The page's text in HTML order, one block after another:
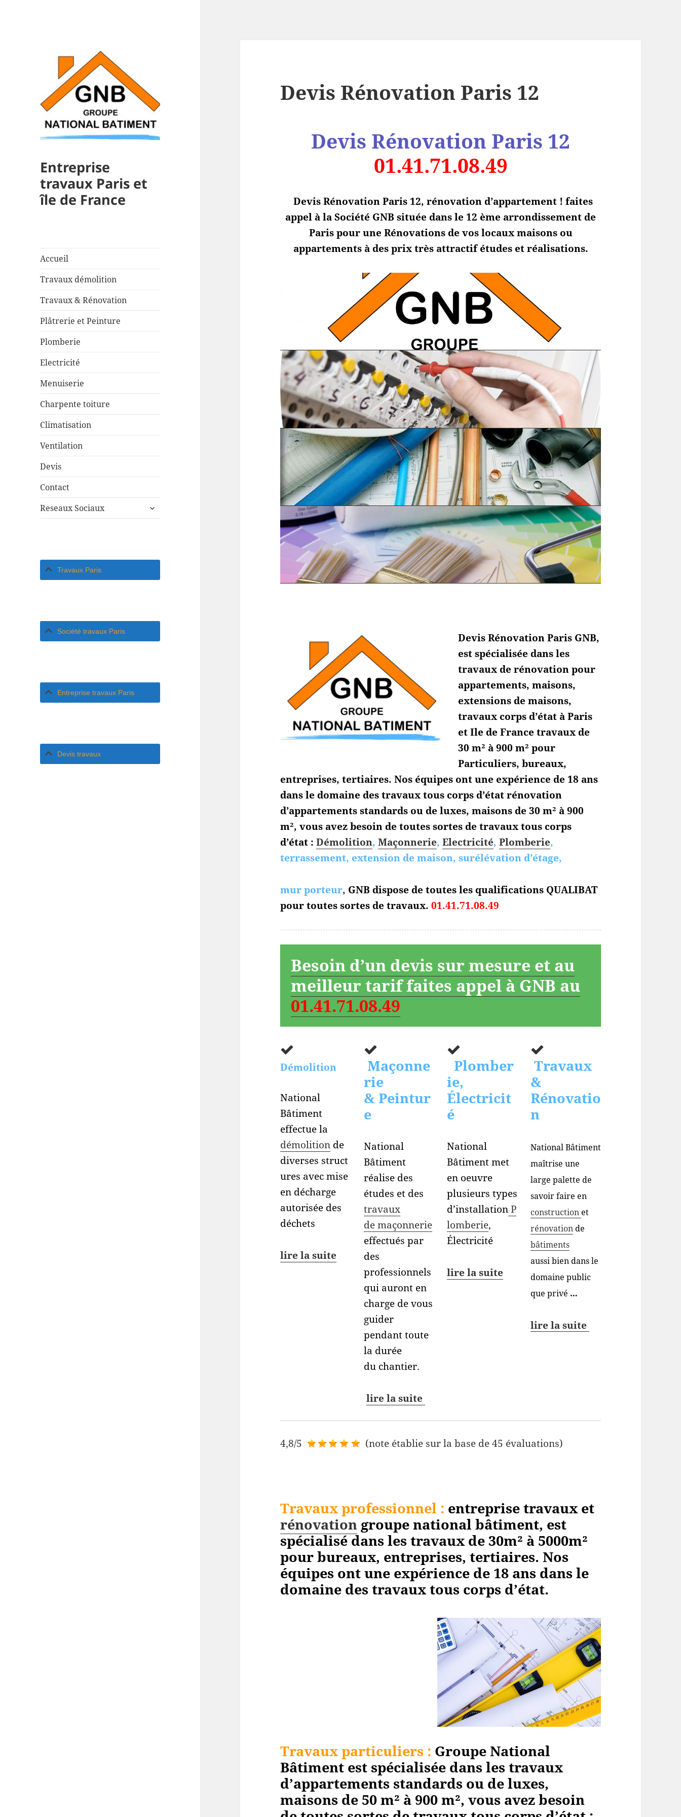
Entreprise
travaux Paris et
île de France
Accueil
Travaux démolition
Travaux & Rénovation
Plâtrerie et Peinture
Plomberie
Electricité
Menuiserie
Charpente toiture
Climatisation
Ventilation
Devis
Contact
Reseaux Sociaux
ouvrir
Travaux Paris
Société travaux Paris
Entreprise travaux Paris
Devis travaux
Devis Rénovation Paris 12
Devis Rénovation Paris 12
01.41.71.08.49
Devis Rénovation Paris 12, rénovation d’appartement ! faites
appel à la Société GNB située dans le 12 ème arrondissement de
Paris pour une Rénovations de vos locaux maisons ou
appartements à des prix très attractif études et réalisations.
Devis Rénovation Paris GNB,
est spécialisée dans les
travaux de rénovation pour
appartements, maisons,
extensions de maisons,
travaux corps d’état à Paris
et Ile de France travaux de
30 m² à 900 m² pour
Particuliers, bureaux,
entreprises, tertiaires. Nos équipes ont une expérience de 18 ans
dans le domaine des travaux tous corps d’étatrénovation
d’appartements standards ou de luxes, maisons de 30 m² à 900
m², vous avez besoin de toutes sortes de travaux tous corps
d’état : Démolition,Maçonnerie,Electricité,Plomberie,
terrassement, extension de maison, surélévation d’étage,
mur porteur, GNB dispose de toutes les qualifications QUALIBAT
pour toutes sortes de travaux.01.41.71.08.49
Besoin d’un devis sur mesure et au
meilleur tarif faites appel à GNB au
01.41.71.08.49
Démolition
National
Bâtiment
effectue la
démolition de
diverses struct
ures avec mise
en décharge
autorisée des
déchets
lire la suite
Maçonne
rie
& Peintur
e
National
Bâtiment
réalise des
études et des
travaux
de maçonnerie
effectués par
des
professionnels
qui auront en
charge de vous
guider
pendant toute
la durée
du chantier.
lire la suite
Plomber
ie,
Électricit
é
National
Bâtiment met
en oeuvre
plusieurs types
d’installationP
lomberie,
Électricité
lire la suite
Travaux
&
Rénovatio
n
National Bâtiment
maîtrise une
large palette de
savoir faire en
construction et
rénovationde
bâtiments
aussi bien dans le
domaine public
que privé …
lire la suite
4,8/5 (note établie sur la base de 45 évaluations)
Travaux professionnel : entreprise travaux et
rénovation groupe national bâtiment, est
spécialisé dans les travaux de 30m² à 5000m²
pour bureaux, entreprises, tertiaires. Nos
équipes ont une expérience de 18 ans dans le
domaine des travaux tous corps d’état.
Travaux particuliers : Groupe National
Bâtiment est spécialisée dans les travaux
d’appartements standards ou de luxes,
maisons de 50 m² à 900 m², vous avez besoin